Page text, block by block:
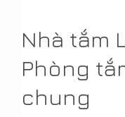
Nhà tắm
Phòng
chung